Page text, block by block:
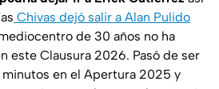
Chivas dejó salir a Alan Pulido
de 30 años no ha
este Clausura 2026. Pasó de ser
en el Apertura 2025 y